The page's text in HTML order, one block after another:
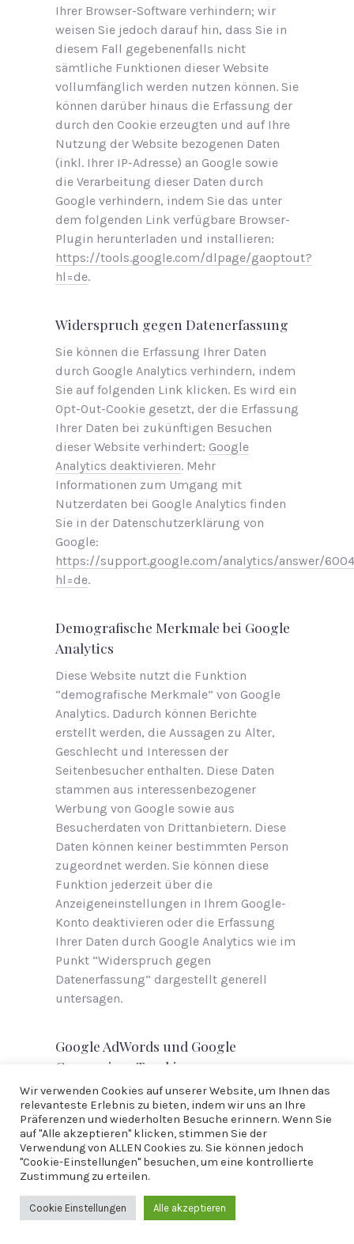
Ihrer Browser-Software verhindern; wir
weisen Sie jedoch darauf hin, dass Sie in
diesem Fall gegebenenfalls nicht
sämtliche Funktionen dieser Website
vollumfänglich werden nutzen können. Sie
können darüber hinaus die Erfassung der
durch den Cookie erzeugten und auf Ihre
Nutzung der Website bezogenen Daten
(inkl. Ihrer IP-Adresse) an Google sowie
die Verarbeitung dieser Daten durch
Google verhindern, indem Sie das unter
dem folgenden Link verfügbare Browser-
Plugin herunterladen und installieren:
https://tools.google.com/dlpage/gaoptout?
hl=de.
Widerspruch gegen Datenerfassung
Sie können die Erfassung Ihrer Daten
durch Google Analytics verhindern, indem
Sie auf folgenden Link klicken. Es wird ein
Opt-Out-Cookie gesetzt, der die Erfassung
Ihrer Daten bei zukünftigen Besuchen
dieser Website verhindert: Google
Analytics deaktivieren. Mehr
Informationen zum Umgang mit
Nutzerdaten bei Google Analytics finden
Sie in der Datenschutzerklärung von
Google:
https://support.google.com/analytics/answer/
hl=de.
Demografische Merkmale bei Google
Analytics
Diese Website nutzt die Funktion
“demografische Merkmale” von Google
Analytics. Dadurch können Berichte
erstellt werden, die Aussagen zu Alter,
Geschlecht und Interessen der
Seitenbesucher enthalten. Diese Daten
stammen aus interessenbezogener
Werbung von Google sowie aus
Besucherdaten von Drittanbietern. Diese
Daten können keiner bestimmten Person
zugeordnet werden. Sie können diese
Funktion jederzeit über die
Anzeigeneinstellungen in Ihrem Google-
Konto deaktivieren oder die Erfassung
Ihrer Daten durch Google Analytics wie im
Punkt “Widerspruch gegen
Datenerfassung” dargestellt generell
untersagen.
Google AdWords und Google
Conversion-Tracking
Diese Website verwendet Google AdWords.
AdWords ist ein Online-Werbeprogramm
der Google Inc., 1600 Amphitheatre
Parkway, Mountain View, CA 94043, United
States (“Google”). Im Rahmen von Google
Conversion-Tracking. Wenn Sie auf eine
Wir verwenden Cookies auf unserer Website, um Ihnen das
relevanteste Erlebnis zu bieten, indem wir uns an Ihre
Präferenzen und wiederholten Besuche erinnern. Wenn Sie
auf "Alle akzeptieren" klicken, stimmen Sie der
Verwendung von ALLEN Cookies zu. Sie können jedoch
"Cookie-Einstellungen" besuchen, um eine kontrollierte
Zustimmung zu erteilen.
Cookie Einstellungen Alle akzeptieren